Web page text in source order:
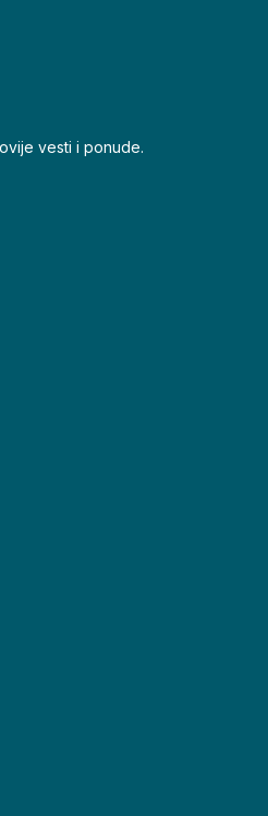
vesti i ponude.